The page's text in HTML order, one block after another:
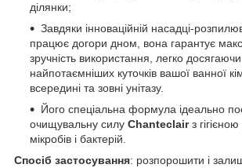
ділянки;
Завдяки інноваційній насадці-
працює догори дном, вона гарантує
зручність використання, легко досягаючи
найпотаємніших куточків вашої ванної
всередині та зовні унітазу.
Його спеціальна формула ідеально
очищувальну силу Chanteclairз
мікробів і бактерій.
Спосіб застосування: розпорошити і